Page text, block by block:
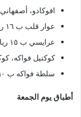
افوكادو، أصفهاني،
عوار قلب ب ١٦ ريال
عرايسي ب ١٥ ريال
كوكتيل فواكه،
سلطة فواكه ب ٦٠ ريال
أطباق يوم الجمعة